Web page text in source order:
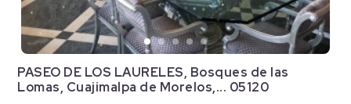
PASEO DE LOS LAURELES, Bosques de las
Lomas, Cuajimalpa de Morelos,... 05120